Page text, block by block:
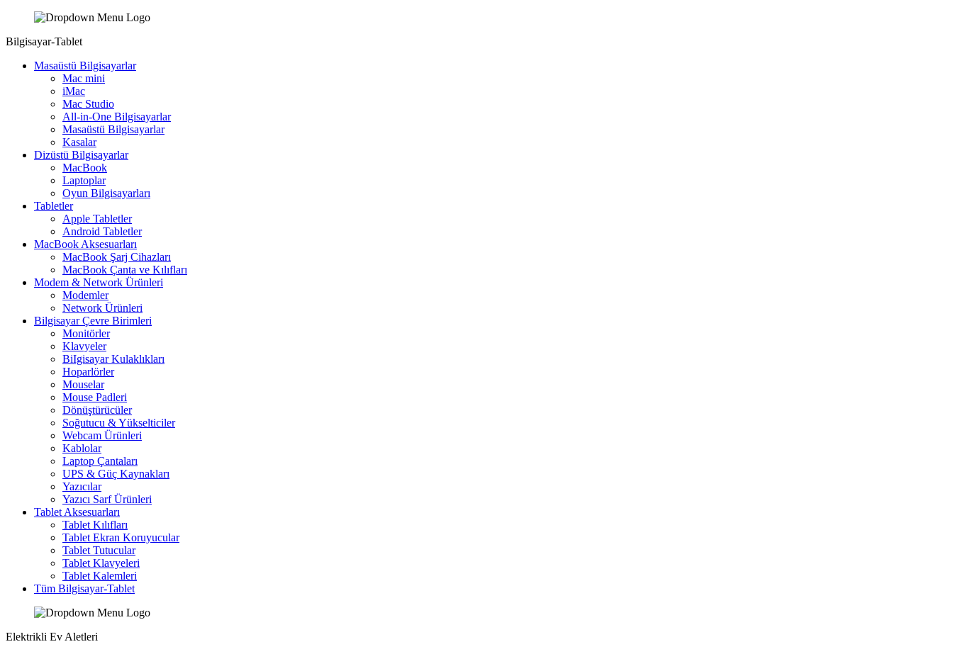
Bilgisayar-Tablet
Masaüstü Bilgisayarlar
Mac mini
iMac
Mac Studio
All-in-One Bilgisayarlar
Masaüstü Bilgisayarlar
Kasalar
Dizüstü Bilgisayarlar
MacBook
Laptoplar
Oyun Bilgisayarları
Tabletler
Apple Tabletler
Android Tabletler
MacBook Aksesuarları
MacBook Şarj Cihazları
MacBook Çanta ve Kılıfları
Modem & Network Ürünleri
Modemler
Network Ürünleri
Bilgisayar Çevre Birimleri
Monitörler
Klavyeler
BiIgisayar Kulaklıkları
Hoparlörler
Mouselar
Mouse Padleri
Dönüştürücüler
Soğutucu & Yükselticiler
Webcam Ürünleri
Kablolar
Laptop Çantaları
UPS & Güç Kaynakları
Yazıcılar
Yazıcı Sarf Ürünleri
Tablet Aksesuarları
Tablet Kılıfları
Tablet Ekran Koruyucular
Tablet Tutucular
Tablet Klavyeleri
Tablet Kalemleri
Tüm Bilgisayar-Tablet
Elektrikli Ev Aletleri